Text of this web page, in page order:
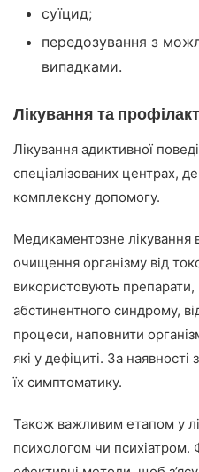
суїцид;
передозування з
випадками.
Лікування та
Лікування адиктивної
спеціалізованих центрах,
комплексну допомогу.
Медикаментозне лікування
очищення організму від
використовують
абстинентного синдрому,
процеси, наповнити
які у дефіциті. За
їх симптоматику.
Також важливим етапом у
психологом чи психіатром.